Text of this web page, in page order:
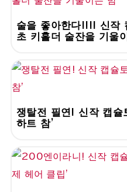
술을 좋아한다!!!! 신작
초 키홀더 술잔을 기울
쟁탈전 필연! 신작 캡슐
하트 참'